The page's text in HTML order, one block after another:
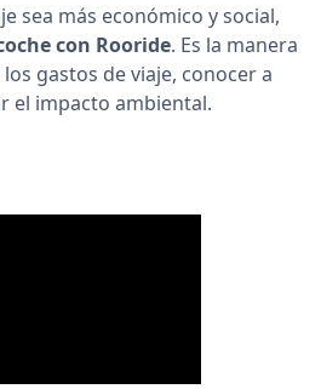
sea más económico y social,
con Rooride. Es la manera
gastos de viaje, conocer a
el impacto ambiental.